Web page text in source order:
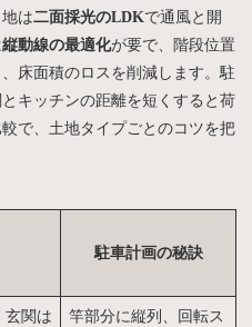
は二面採光のLDKで通風と開
縦動線の最適化が要で、階段位置
床面積のロスを削減します。駐
キッチンの距離を短くすると荷
で、土地タイプごとのコツを把
駐車計画の秘訣
玄関は
竿部分に縦列、回転ス